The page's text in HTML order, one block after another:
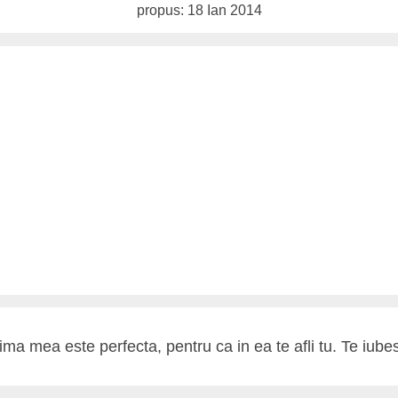
propus: 18 Ian 2014
mea este perfecta, pentru ca in ea te afli tu. Te